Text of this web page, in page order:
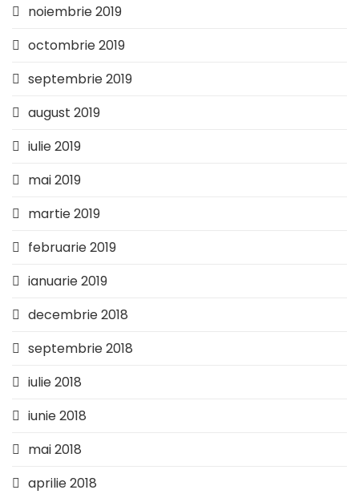
noiembrie 2019
octombrie 2019
septembrie 2019
august 2019
iulie 2019
mai 2019
martie 2019
februarie 2019
ianuarie 2019
decembrie 2018
septembrie 2018
iulie 2018
iunie 2018
mai 2018
aprilie 2018